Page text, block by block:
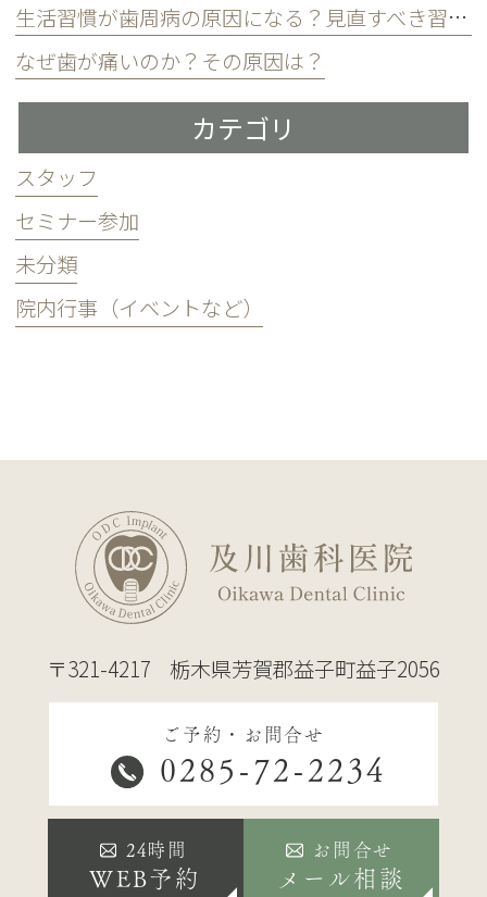
生活習慣が歯周病の原因になる？見直すべき習慣とは？
なぜ歯が痛いのか？その原因は？
カテゴリ
スタッフ
セミナー参加
未分類
院内行事（イベントなど）
〒321-4217 栃木県芳賀郡益子町益子2056
ご予約・お問合せ
0285-72-2234
24時間
WEB予約
お問合せ
メール相談